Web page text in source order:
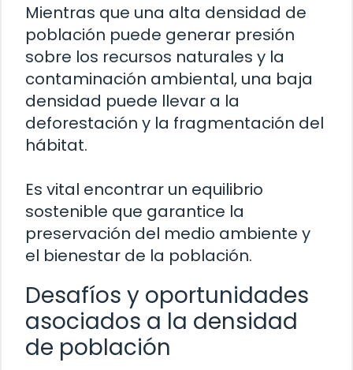
Mientras que una alta densidad de
población puede generar presión
sobre los recursos naturales y la
contaminación ambiental, una baja
densidad puede llevar a la
deforestación y la fragmentación del
hábitat.
Es vital encontrar un equilibrio
sostenible que garantice la
preservación del medio ambiente y
el bienestar de la población.
Desafíos y oportunidades
asociados a la densidad
de población